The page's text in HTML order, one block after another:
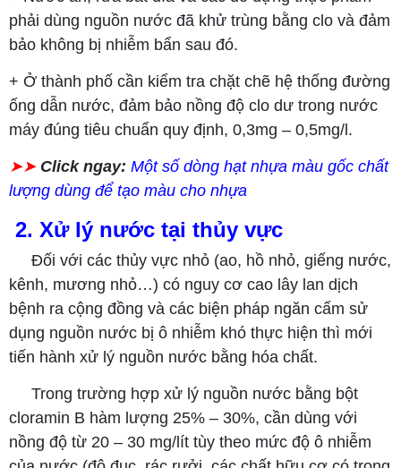
phải dùng nguồn nước đã khử trùng bằng clo và đảm
bảo không bị nhiễm bẩn sau đó.
+ Ở thành phố cần kiểm tra chặt chẽ hệ thống đường
ống dẫn nước, đảm bảo nồng độ clo dư trong nước
máy đúng tiêu chuẩn quy định, 0,3mg – 0,5mg/l.
➤➤ Click ngay: Một số dòng hạt nhựa màu gốc chất
lượng dùng để tạo màu cho nhựa
2. Xử lý nước tại thủy vực
Đối với các thủy vực nhỏ (ao, hồ nhỏ, giếng nước,
kênh, mương nhỏ…) có nguy cơ cao lây lan dịch
bệnh ra cộng đồng và các biện pháp ngăn cấm sử
dụng nguồn nước bị ô nhiễm khó thực hiện thì mới
tiến hành xử lý nguồn nước bằng hóa chất.
Trong trường hợp xử lý nguồn nước bằng bột
cloramin B hàm lượng 25% – 30%, cần dùng với
nồng độ từ 20 – 30 mg/lít tùy theo mức độ ô nhiễm